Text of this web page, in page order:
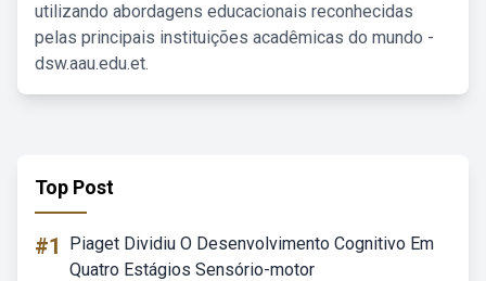
utilizando abordagens educacionais reconhecidas
pelas principais instituições acadêmicas do mundo -
dsw.aau.edu.et.
Top Post
#1
Piaget Dividiu O Desenvolvimento Cognitivo Em
Quatro Estágios Sensório-motor